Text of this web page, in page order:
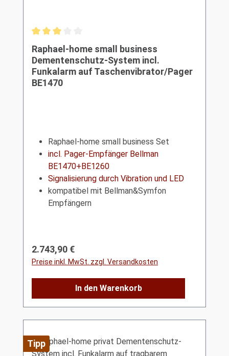
Durchschnittliche Bewertung von 3 von 5 Sternen
Raphael-home small business
Dementenschutz-System incl.
Funkalarm auf Taschenvibrator/Pager
BE1470
Raphael-home small business Set
incl. Pager-Empfänger Bellman
BE1470+BE1260
Signalisierung durch Vibration und LED
kompatibel mit Bellman&Symfon
Empfängern
Regulärer Preis:
2.743,90 €
Preise inkl. MwSt. zzgl. Versandkosten
In den Warenkorb
Tipp